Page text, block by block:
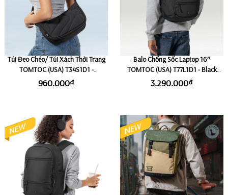
Túi Đeo Chéo/ Túi Xách Thời Trang
TOMTOC (USA) T34S1D1 -
Lavascape (Size Nhỏ 3.5L)
960.000₫
Balo Chống Sốc Laptop 16″
TOMTOC (USA) T77L1D1 - Black
(Size Lớn 32L)
3.290.000₫